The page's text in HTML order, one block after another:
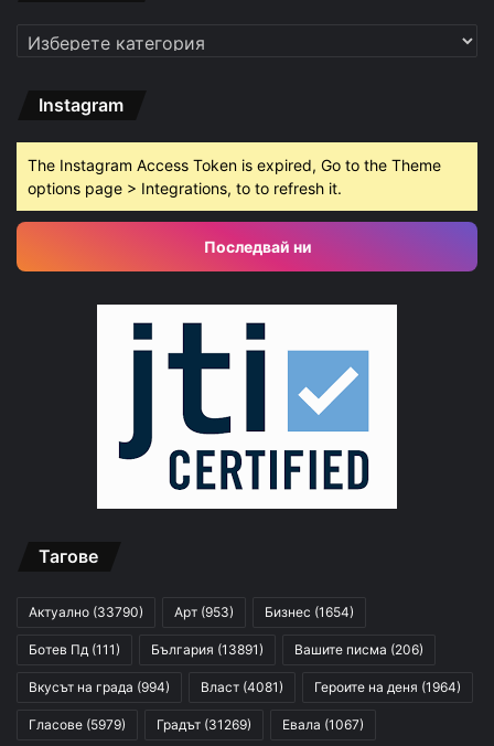
Категории
Instagram
The Instagram Access Token is expired, Go to the Theme
options page > Integrations, to to refresh it.
Последвай ни
Тагове
Актуално (33790) Арт (953) Бизнес (1654)
Ботев Пд (111) България (13891) Вашите писма (206)
Вкусът на града (994) Власт (4081) Героите на деня (1964)
Гласове (5979) Градът (31269) Евала (1067)